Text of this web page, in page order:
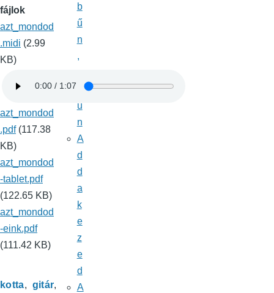
fájlok
azt_mondod
.midi (2.99
KB)
azt_mondod
.pdf (117.38
KB)
azt_mondod
-tablet.pdf
(122.65 KB)
azt_mondod
-eink.pdf
(111.42 KB)
kotta
gitár
b
ű
n
,
ű
n
A
d
d
a
k
e
z
e
d
A